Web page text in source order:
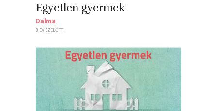
Egyetlen ​gyermek
Dalma
8 ÉV EZELŐTT